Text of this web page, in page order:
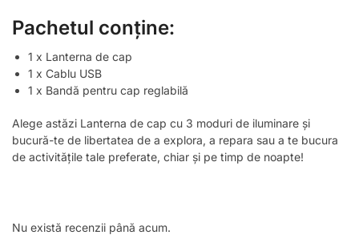
Pachetul conține:
1 x Lanterna de cap
1 x Cablu USB
1 x Bandă pentru cap reglabilă
Alege astăzi Lanterna de cap cu 3 moduri de iluminare și
bucură-te de libertatea de a explora, a repara sau a te bucura
de activitățile tale preferate, chiar și pe timp de noapte!
Nu există recenzii până acum.